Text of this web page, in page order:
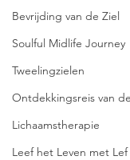
Bevrijding van de Ziel
Soulful Midlife Journey
Tweelingzielen
Ontdekkingsreis van
Lichaamstherapie
Leef het Leven met Lef